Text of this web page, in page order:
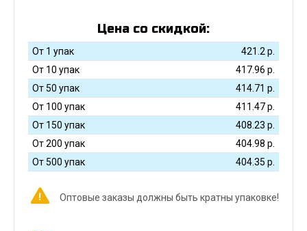
Цена со скидкой:
От 1 упак 421.2 р.
От 10 упак
417.96 р.
От 50 упак
414.71 р.
От 100 упак
411.47р.
От 150 упак
408.23 р.
От 200 упак
404.98 р.
От 500 упак
404.35 р.
Оптовые заказы должны быть кратны упаковке!